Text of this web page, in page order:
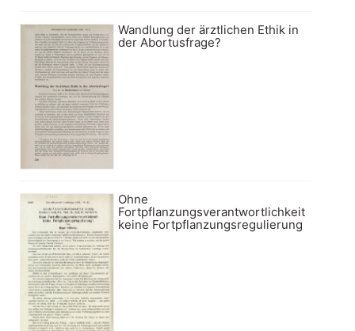
Wandlung der ärztlichen Ethik in
der Abortusfrage?
Ohne
Fortpflanzungsverantwortlichkeit
keine Fortpflanzungsregulierung